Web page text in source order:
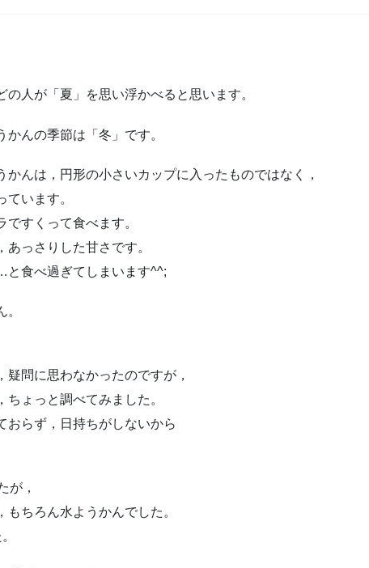
人が「夏」を思い浮かべると思います。
んの季節は「冬」です。
んは，円形の小さいカップに入ったものではなく，
ています。
すくって食べます。
っさりした甘さです。
食べ過ぎてしまいます^^;
問に思わなかったのですが，
ょっと調べてみました。
おらず，日持ちがしないから
が，
ちろん水ようかんでした。